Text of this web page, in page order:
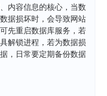
内容信息的核心，当数
据损坏时，会导致网站
先重启数据库服务，若
解锁进程，若为数据损
，日常要定期备份数据